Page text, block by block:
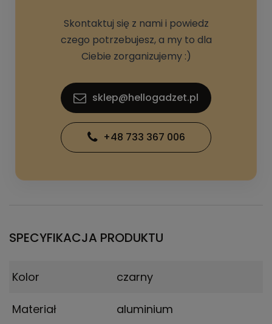
Skontaktuj się z nami i powiedz
czego potrzebujesz, a my to dla
Ciebie zorganizujemy :)
sklep@hellogadzet.pl
+48 733 367 006
SPECYFIKACJA PRODUKTU
Kolor czarny
Materiał aluminium